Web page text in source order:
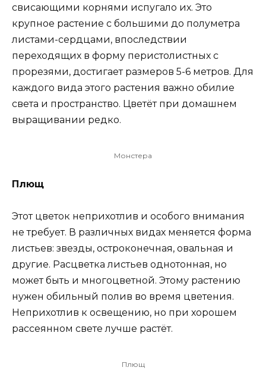
свисающими корнями испугало их. Это
крупное растение с большими до полуметра
листами-сердцами, впоследствии
переходящих в форму перистолистных с
прорезями, достигает размеров 5-6 метров. Для
каждого вида этого растения важно обилие
света и пространство. Цветёт при домашнем
выращивании редко.
Монстера
Плющ
Этот цветок неприхотлив и особого внимания
не требует. В различных видах меняется форма
листьев: звезды, остроконечная, овальная и
другие. Расцветка листьев однотонная, но
может быть и многоцветной. Этому растению
нужен обильный полив во время цветения.
Неприхотлив к освещению, но при хорошем
рассеянном свете лучше растёт.
Плющ